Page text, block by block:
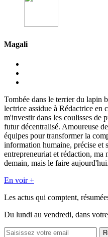
Magali
Tombée dans le terrier du lapin
lectrice assidue à Rédactrice en
m'investir dans les coulisses de
futur décentralisé. Amoureuse
équipes pour transformer la
information humaine, précise et
entrepreneuriat et rédaction, ma
demain, mais le faire aujourd'hui.
En voir +
Les actus qui comptent,
Du lundi au vendredi, dans